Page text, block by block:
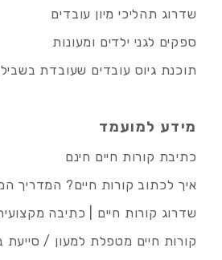
שדרוג תהליכי מיון עובדים
ספקים לגני ילדים ומעונות
תוכנת גיוס עובדים שעובדת
מידע למועמד
כתיבת קורות חיים חינם
איך לכתוב קורות חיים? המדריך
שדרוג קורות חיים | כתיבה
קורות חיים מטפלת למעון / סייעת